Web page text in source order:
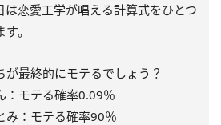
は恋愛工学が唱える計算式をひとつ
。
が最終的にモテるでしょう？
：モテる確率0.09％
み：モテる確率90％